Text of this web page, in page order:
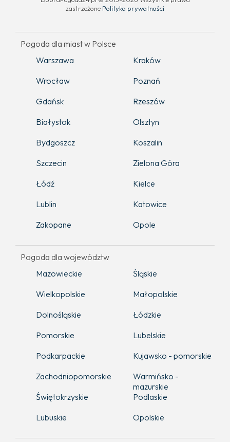
zastrzeżone Polityka prywatności
Pogoda dla miast w Polsce
Warszawa
Kraków
Wrocław
Poznań
Gdańsk
Rzeszów
Białystok
Olsztyn
Bydgoszcz
Koszalin
Szczecin
Zielona Góra
Łódź
Kielce
Lublin
Katowice
Zakopane
Opole
Pogoda dla województw
Mazowieckie
Śląskie
Wielkopolskie
Małopolskie
Dolnośląskie
Łódzkie
Pomorskie
Lubelskie
Podkarpackie
Kujawsko - pomorskie
Zachodniopomorskie
Warmińsko -
mazurskie
Świętokrzyskie
Podlaskie
Lubuskie
Opolskie